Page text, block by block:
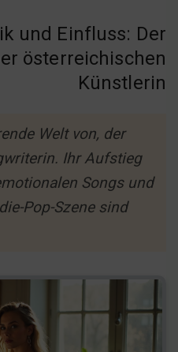
und Einfluss: Der
österreichischen
Künstlerin
Welt von, der
Ihr Aufstieg
Songs und
Pop-Szene sind